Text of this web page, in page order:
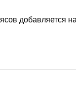
добавляется